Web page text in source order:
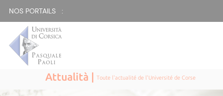
NOS PORTAILS :
Attualità |Toute l'actualité de l'Université de Corse